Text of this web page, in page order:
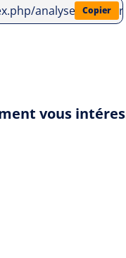
analyses-Copier
vous